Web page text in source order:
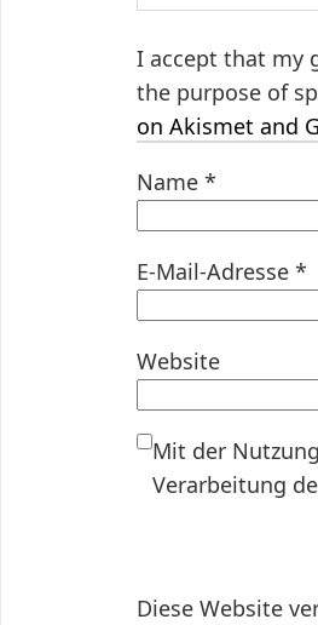
I accept that my
the purpose of
on Akismet and
Name *
E-Mail-Adresse *
Website
Mit der
Verarbeitung
Diese Website